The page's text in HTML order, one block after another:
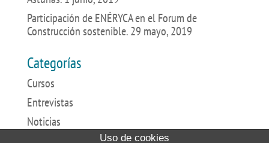
Participación de ENÉRYCA en el Forum de
Construcción sostenible. 29 mayo, 2019
Categorías
Cursos
Entrevistas
Noticias
Uso de cookies